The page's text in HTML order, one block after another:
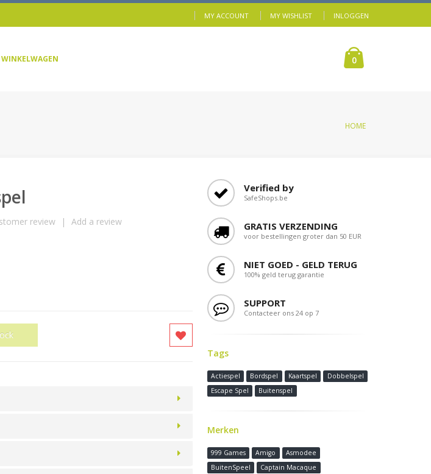
MY ACCOUNT MY WISHLIST INLOGGEN
0
WINKELWAGEN
HOME
review | Add a review
Verified by
SafeShops.be
GRATIS VERZENDING
voor bestellingen groter dan 50 EUR
NIET GOED - GELD TERUG
100% geld terug garantie
SUPPORT
Contacteer ons 24 op 7
Tags
Actiespel Bordspel Kaartspel
Dobbelspel
Escape Spel
Buitenspel
Merken
999 Games Amigo
Asmodee
BuitenSpeel
Captain Macaque